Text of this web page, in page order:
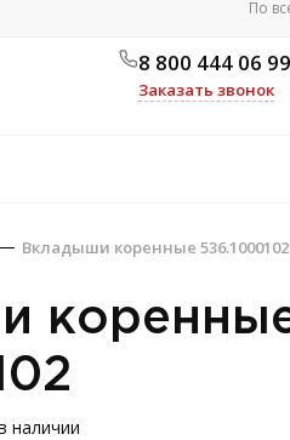
По
8 800 444 06 99
Заказать звонок
Вкладыши коренные 536.1000102
наличии